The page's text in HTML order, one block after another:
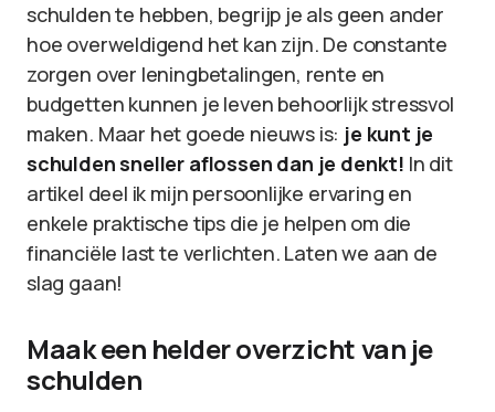
schulden te hebben, begrijp je als geen ander
hoe overweldigend het kan zijn. De constante
zorgen over leningbetalingen, rente en
budgetten kunnen je leven behoorlijk stressvol
maken. Maar het goede nieuws is: je kunt je
schulden sneller aflossen dan je denkt! In dit
artikel deel ik mijn persoonlijke ervaring en
enkele praktische tips die je helpen om die
financiële last te verlichten. Laten we aan de
slag gaan!
Maak een helder overzicht van je
schulden